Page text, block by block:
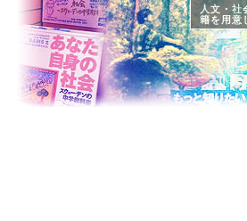
人文・社
籍を用意